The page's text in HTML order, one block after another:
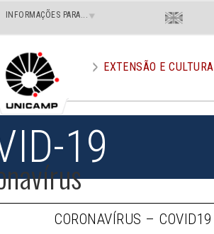
INFORMAÇÕES PARA... Menu
Superior
Direito
En
EXTENSÃO E CULTURA
19
CORONAVÍRUS – COVID19